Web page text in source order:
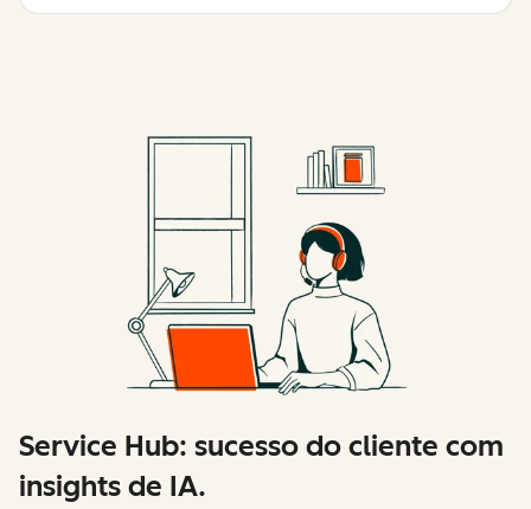
Service Hub: sucesso do cliente com
insights de IA.